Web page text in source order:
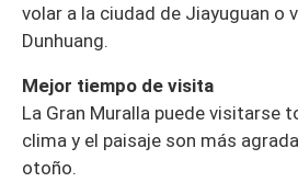
volar a la ciudad de Jiayuguan o
Dunhuang.
Mejor tiempo de visita
La Gran Muralla puede visitarse
clima y el paisaje son más
otoño.